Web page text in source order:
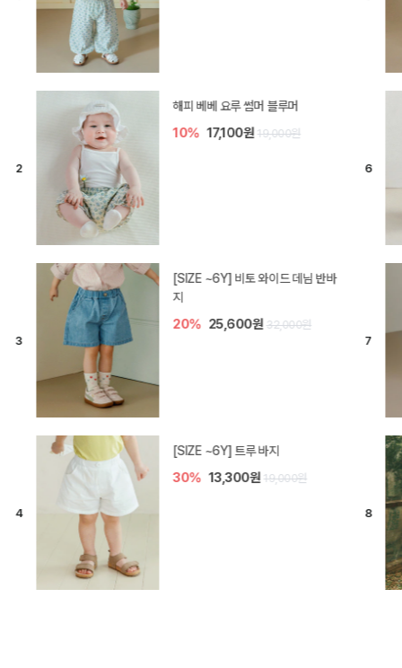
듀이 아기 바지
10% 17,100원 19,000원
[SIZE ~6Y] 라핀 카프리 팬츠
30%
엘로디 니트 아기 바지
20% 16,000원 20,000원